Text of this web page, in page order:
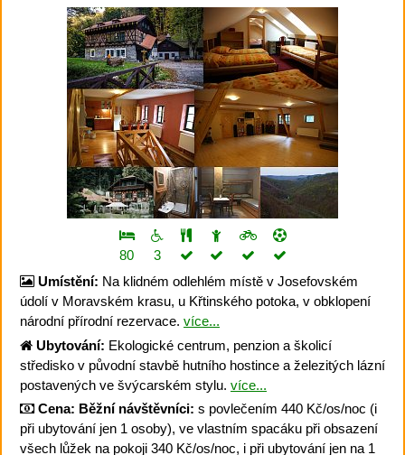
80
3
Umístění: Na klidném odlehlém místě v Josefovském
údolí v Moravském krasu, u Křtinského potoka, v obklopení
národní přírodní rezervace. více...
Ubytování: Ekologické centrum, penzion a školicí
středisko v původní stavbě hutního hostince a železitých lázní
postavených ve švýcarském stylu. více...
Cena: Běžní návštěvníci: s povlečením 440 Kč/os/noc (i
při ubytování jen 1 osoby), ve vlastním spacáku při obsazení
všech lůžek na pokoji 340 Kč/os/noc, i při ubytování jen na 1